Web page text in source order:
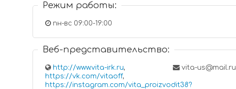
Режим работы:
пн-вс 09:00-19:00
Веб-представительство:
http://www.vita-irk.ru,
https://vk.com/vitaoff,
https://instagram.com/vita_proizvodit38?
vita-us@mail.ru